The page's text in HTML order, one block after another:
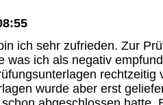
ich sehr zufrieden. Zur
was ich als negativ
rechtzeitig
wurde aber erst